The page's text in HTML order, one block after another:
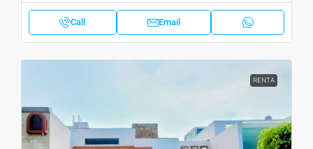
Call Email
RENTA